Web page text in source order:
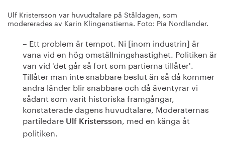
Ulf Kristersson var huvudtalare på Ståldagen, som
modererades av Karin Klingenstierna. Foto: Pia Nordlander.
– Ett problem är tempot. Ni [inom industrin] är
vana vid en hög omställningshastighet. Politiken är
van vid 'det går så fort som partierna tillåter'.
Tillåter man inte snabbare beslut än så då kommer
andra länder blir snabbare och då äventyrar vi
sådant som varit historiska framgångar,
konstaterade dagens huvudtalare, Moderaternas
partiledare Ulf Kristersson
, med en känga åt
politiken.